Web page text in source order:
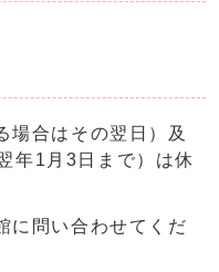
場合はその翌日）及
年1月3日まで）は休
に問い合わせてくだ